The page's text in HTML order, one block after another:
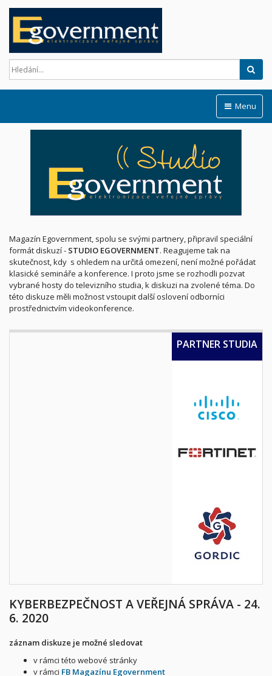
Menu
Magazín Egovernment, spolu se svými partnery, připravil speciální
formát diskuzí - STUDIO EGOVERNMENT. Reagujeme tak na
skutečnost, kdy s ohledem na určitá omezení, není možné pořádat
klasické semináře a konference. I proto jsme se rozhodli pozvat
vybrané hosty do televizního studia, k diskuzi na zvolené téma. Do
této diskuze měli možnost vstoupit další oslovení odborníci
prostřednictvím videokonference.
PARTNER STUDIA
KYBERBEZPEČNOST A VEŘEJNÁ SPRÁVA - 24.
6. 2020
záznam diskuze je možné sledovat
v rámci této webové stránky
v rámci FB Magazínu Egovernment